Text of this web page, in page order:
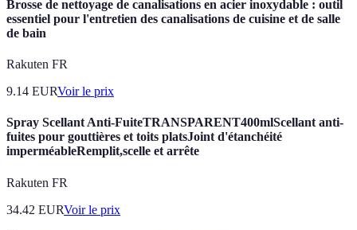
Brosse de nettoyage de canalisations en acier inoxydable : outil
essentiel pour l'entretien des canalisations de cuisine et de salle
de bain
Rakuten FR
9.14 EURVoir le prix
Spray Scellant Anti-FuiteTRANSPARENT400mlScellant anti-
fuites pour gouttières et toits platsJoint d'étanchéité
imperméableRemplit,scelle et arrête
Rakuten FR
34.42 EURVoir le prix